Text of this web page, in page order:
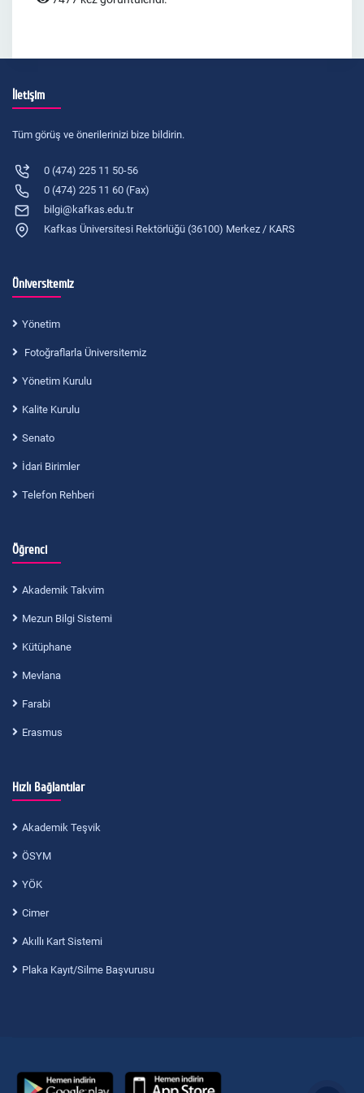
İletişim
Tüm görüş ve önerilerinizi bize bildirin.
0 (474) 225 11 50-56
0 (474) 225 11 60 (Fax)
bilgi@kafkas.edu.tr
Kafkas Üniversitesi Rektörlüğü (36100) Merkez / KARS
Üniversitemiz
Yönetim
Fotoğraflarla Üniversitemiz
Yönetim Kurulu
Kalite Kurulu
Senato
İdari Birimler
Telefon Rehberi
Öğrenci
Akademik Takvim
Mezun Bilgi Sistemi
Kütüphane
Mevlana
Farabi
Erasmus
Hızlı Bağlantılar
Akademik Teşvik
ÖSYM
YÖK
Cimer
Akıllı Kart Sistemi
Plaka Kayıt/Silme Başvurusu